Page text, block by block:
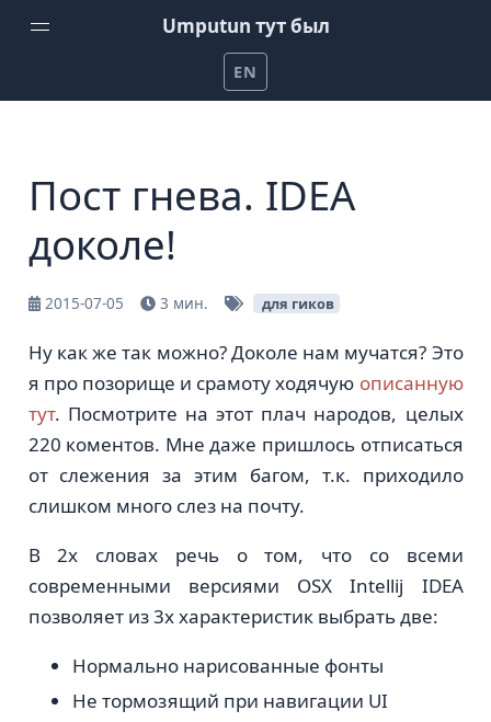
Umputun тут был
Домой
Подкаст Радио-Т
Канал на YouTube
Проекты Umputun
Помочь на patreon
EN
Пост гнева. IDEA
доколе!
2015-07-05 3 мин. для гиков
Ну как же так можно? Доколе нам мучатся? Это
я про позорище и срамоту ходячую описанную
тут. Посмотрите на этот плач народов, целых
220 коментов. Мне даже пришлось отписаться
от слежения за этим багом, т.к. приходило
слишком много слез на почту.
В 2х словах речь о том, что со всеми
современными версиями OSX Intellij IDEA
позволяет из 3х характеристик выбрать две:
Нормально нарисованные фонты
Не тормозящий при навигации UI